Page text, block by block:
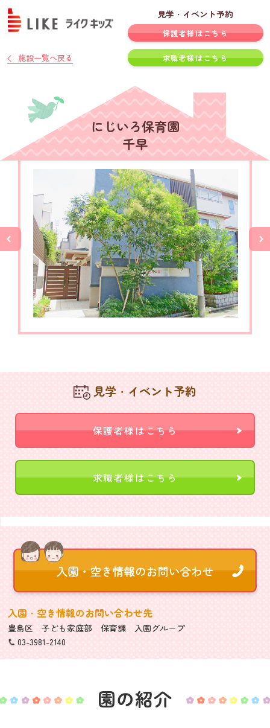
施設一覧へ戻る
見学・イベント予約
保護者様はこちら
求職者様はこちら
にじいろ保育園
千早
見学・イベント予約
保護者様はこちら
求職者様はこちら
入園・空き情報のお問い合わせ先
豊島区 子ども家庭部 保育課 入園グループ
03-3981-2140
園の紹介